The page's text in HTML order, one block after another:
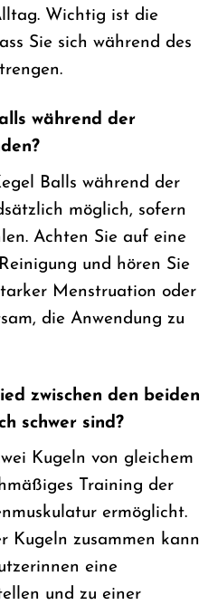
Wichtig ist die
Sie sich während des
während der
Balls während der
möglich, sofern
Achten Sie auf eine
und hören Sie
Menstruation oder
die Anwendung zu
zwischen den beiden
schwer sind?
Kugeln von gleichem
Training der
ermöglicht.
Kugeln zusammen kann
eine
und zu einer